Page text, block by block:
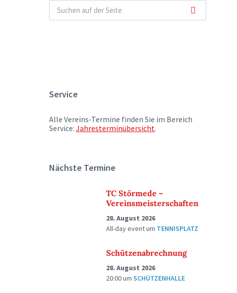
Service
Alle Vereins-Termine finden Sie im Bereich
Service:Jahresterminübersicht.
Nächste Termine
TC Störmede –
Vereinsmeisterschaften
28. August 2026
All-day eventum TENNISPLATZ
Schützenabrechnung
28. August 2026
20:00umSCHÜTZENHALLE